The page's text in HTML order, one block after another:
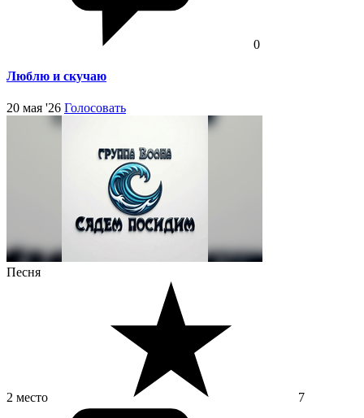
0
Люблю и скучаю
20 мая '26 Голосовать
Песня
2 место 7